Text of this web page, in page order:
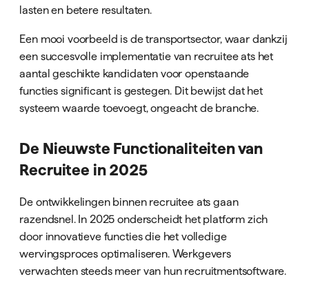
lasten en betere resultaten.
Een mooi voorbeeld is de transportsector, waar dankzij
een succesvolle implementatie van recruitee ats het
aantal geschikte kandidaten voor openstaande
functies significant is gestegen. Dit bewijst dat het
systeem waarde toevoegt, ongeacht de branche.
De Nieuwste Functionaliteiten van
Recruitee in 2025
De ontwikkelingen binnen recruitee ats gaan
razendsnel. In 2025 onderscheidt het platform zich
door innovatieve functies die het volledige
wervingsproces optimaliseren. Werkgevers
verwachten steeds meer van hun recruitmentsoftware.